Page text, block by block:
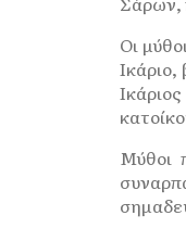
Οι
Ικάριο,
Μύθοι